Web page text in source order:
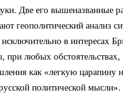
Две его вышеназванные
геополитический анализ
в интересах
любых обстоятельствах,
как «легкую царапину
политической мысли».